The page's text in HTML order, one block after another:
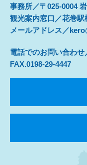
事務所／〒025-0004
観光案内窓口／花巻駅
メールアドレス／
電話でのお問い合わせ
FAX.0198-29-4447